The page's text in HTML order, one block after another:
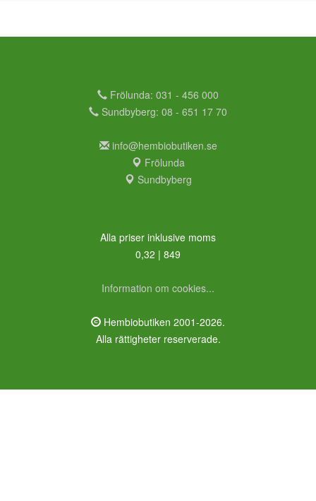
Frölunda: 031 - 456 000
Sundbyberg: 08 - 651 17 70
info@hembiobutiken.se
Frölunda
Sundbyberg
Alla priser inklusive moms
0,32 | 849
Information om cookies...
Hembiobutiken 2001-2026.
Alla rättigheter reserverade.